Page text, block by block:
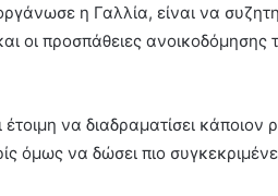
η Γαλλία, είναι να
οι προσπάθειες
να διαδραματίσει
όμως να δώσει πιο